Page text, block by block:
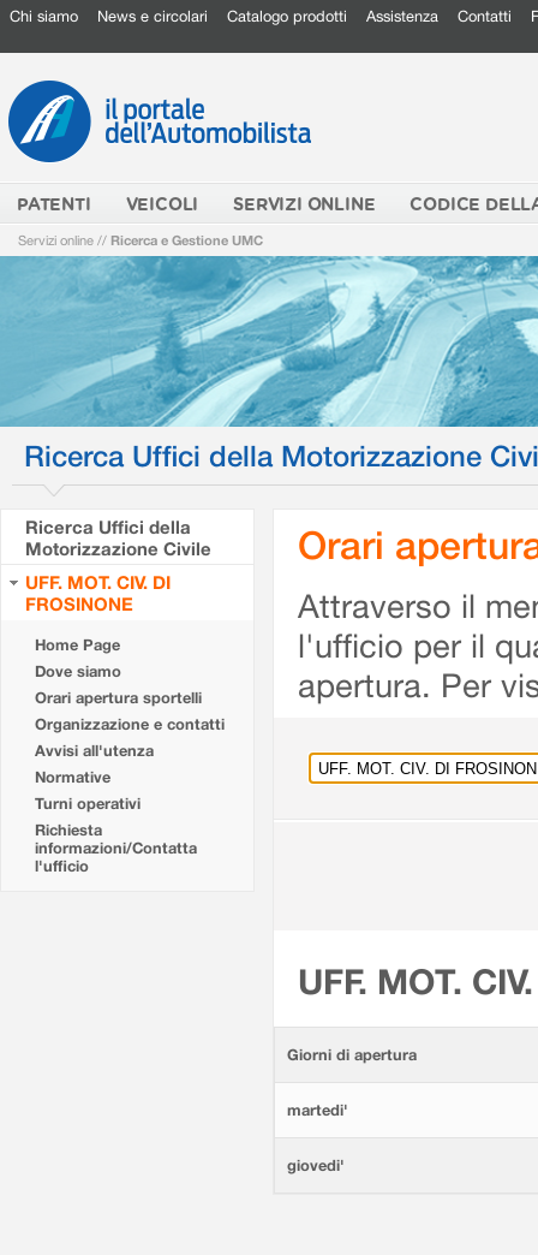
Chi siamo News e circolari Catalogo prodotti Assistenza Contatti
PATENTI VEICOLI SERVIZI ONLINE CODICE
Servizi online // Ricerca e Gestione UMC
Ricerca Uffici della Motorizzazione
Ricerca Uffici della
Motorizzazione Civile
UFF. MOT. CIV. DI
FROSINONE
Home Page
Dove siamo
Orari apertura sportelli
Organizzazione e contatti
Avvisi all'utenza
Normative
Turni operativi
Richiesta
informazioni/Contatta
l'ufficio
Orari
Attraverso il
l'ufficio per il
apertura. Per
UFF. MOT.
Giorni di apertura
martedi'
giovedi'